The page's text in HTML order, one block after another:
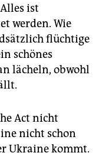
ist
werden. Wie
flüchtige
schönes
lächeln, obwohl
Act nicht
nicht schon
Ukraine kommt.